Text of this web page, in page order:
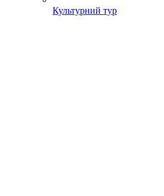
Культурний тур